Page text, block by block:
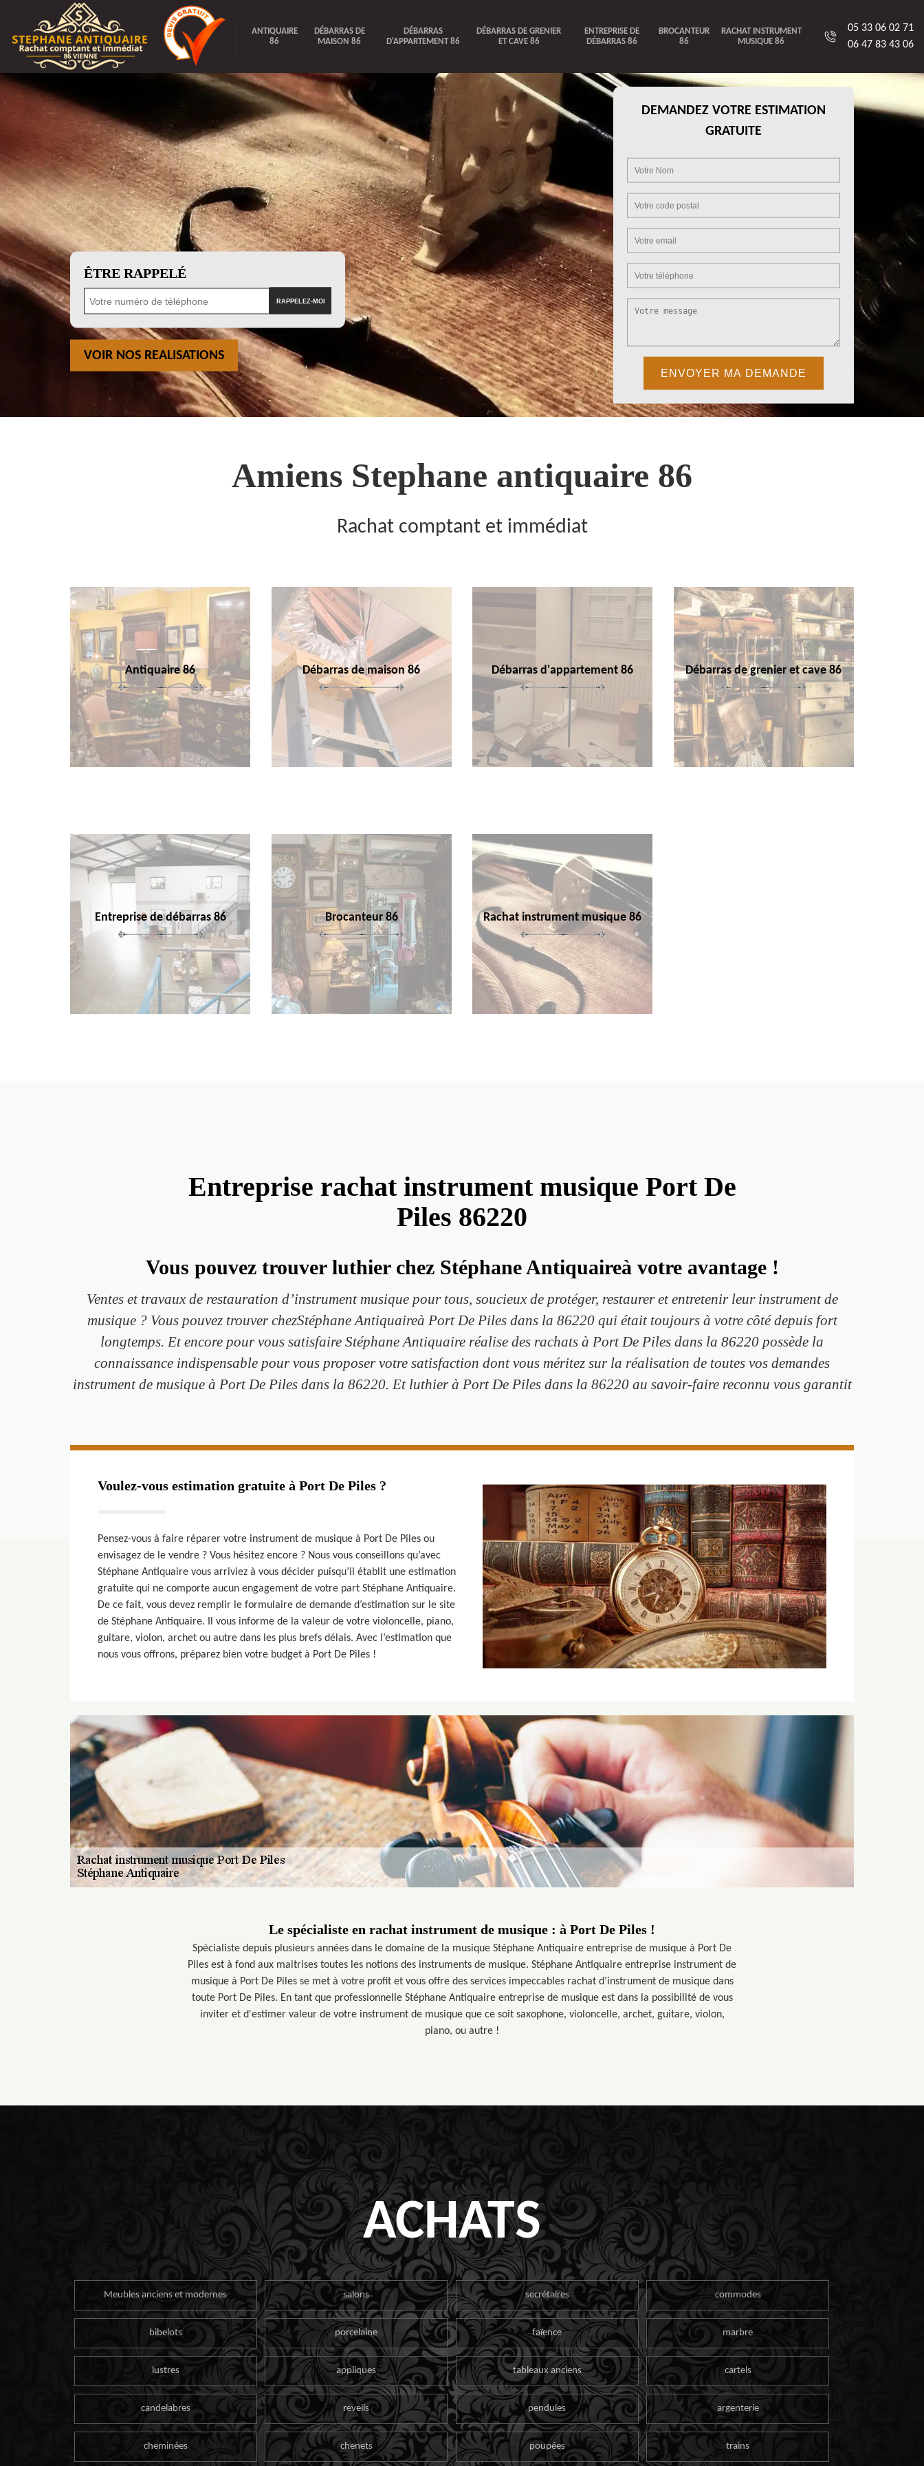
ANTIQUAIRE
86
DÉBARRAS DE
MAISON 86
DÉBARRAS
D'APPARTEMENT 86
DÉBARRAS DE GRENIER
ET CAVE 86
ENTREPRISE DE
DÉBARRAS 86
BROCANTEUR
86
RACHAT INSTRUMENT
MUSIQUE 86
05 33 06 02 71
06 47 83 43 06
ÊTRE RAPPELÉ
VOIR NOS REALISATIONS
DEMANDEZ VOTRE ESTIMATION
GRATUITE
Amiens Stephane antiquaire 86
Rachat comptant et immédiat
Antiquaire 86 Débarras de maison 86 Débarras d'appartement 86 Débarras de grenier et cave 86
Entreprise de débarras 86 Brocanteur 86 Rachat instrument musique 86
Entreprise rachat instrument musique Port De
Piles 86220
Vous pouvez trouver luthier chez Stéphane Antiquaireà votre avantage !
Ventes et travaux de restauration d’instrument musique pour tous, soucieux de protéger, restaurer et entretenir leur instrument de
musique ? Vous pouvez trouver chezStéphane Antiquaireà Port De Piles dans la 86220 qui était toujours à votre côté depuis fort
longtemps. Et encore pour vous satisfaire Stéphane Antiquaire réalise des rachats à Port De Piles dans la 86220 possède la
connaissance indispensable pour vous proposer votre satisfaction dont vous méritez sur la réalisation de toutes vos demandes
instrument de musique à Port De Piles dans la 86220. Et luthier à Port De Piles dans la 86220 au savoir-faire reconnu vous garantit
Voulez-vous estimation gratuite à Port De Piles ?
Pensez-vous à faire réparer votre instrument de musique à Port De Piles ou
envisagez de le vendre ? Vous hésitez encore ? Nous vous conseillons qu’avec
Stéphane Antiquaire vous arriviez à vous décider puisqu’il établit une estimation
gratuite qui ne comporte aucun engagement de votre part Stéphane Antiquaire.
De ce fait, vous devez remplir le formulaire de demande d’estimation sur le site
de Stéphane Antiquaire. Il vous informe de la valeur de votre violoncelle, piano,
guitare, violon, archet ou autre dans les plus brefs délais. Avec l’estimation que
nous vous offrons, préparez bien votre budget à Port De Piles !
Le spécialiste en rachat instrument de musique : à Port De Piles !
Spécialiste depuis plusieurs années dans le domaine de la musique Stéphane Antiquaire entreprise de musique à Port De
Piles est à fond aux maitrises toutes les notions des instruments de musique. Stéphane Antiquaire entreprise instrument de
musique à Port De Piles se met à votre profit et vous offre des services impeccables rachat d’instrument de musique dans
toute Port De Piles. En tant que professionnelle Stéphane Antiquaire entreprise de musique est dans la possibilité de vous
inviter et d'estimer valeur de votre instrument de musique que ce soit saxophone, violoncelle, archet, guitare, violon,
piano, ou autre !
ACHATS
Meubles anciens et modernes salons secrétaires commodes
bibelots porcelaine faïence marbre
lustres appliques tableaux anciens cartels
candelabres reveils pendules argenterie
cheminées chenets poupées trains